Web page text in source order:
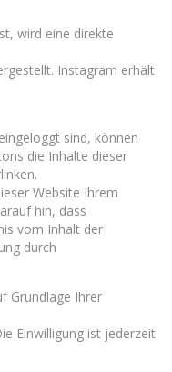
wird eine direkte
Instagram erhält
sind, können
die Inhalte dieser
Website Ihrem
hin, dass
vom Inhalt der
durch
Grundlage Ihrer
Einwilligung ist jederzeit